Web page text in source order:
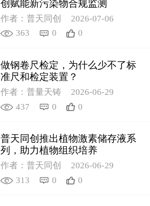
创赋能新污染物合规监测
作者：普天同创
2026-07-06
363
0 0
做钢卷尺检定，为什么少不了标
准尺和检定装置？
作者：普量天铸
2026-06-29
437
0 0
普天同创推出植物激素储存液系
列，助力植物组织培养
作者：普天同创
2026-06-29
313
0 0